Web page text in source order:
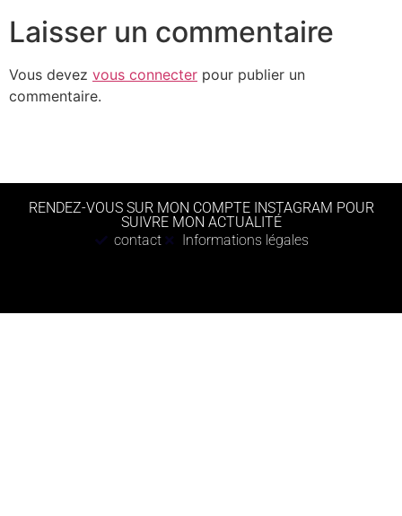
Laisser un commentaire
Vous devez vous connecter pour publier un
commentaire.
RENDEZ-VOUS SUR MON COMPTE INSTAGRAM POUR
SUIVRE MON ACTUALITÉ
contact
Informations légales